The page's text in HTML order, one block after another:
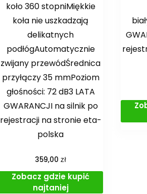
koło 360 stopniMiękkie
koła nie uszkadzają
delikatnych
podłógAutomatycznie
zwijany przewódŚrednica
przyłączy 35 mmPoziom
głośności: 72 dB3 LATA
GWARANCJI na silnik po
rejestracji na stronie eta-
polska
359,00zł
Zobacz gdzie kupić
najtaniej